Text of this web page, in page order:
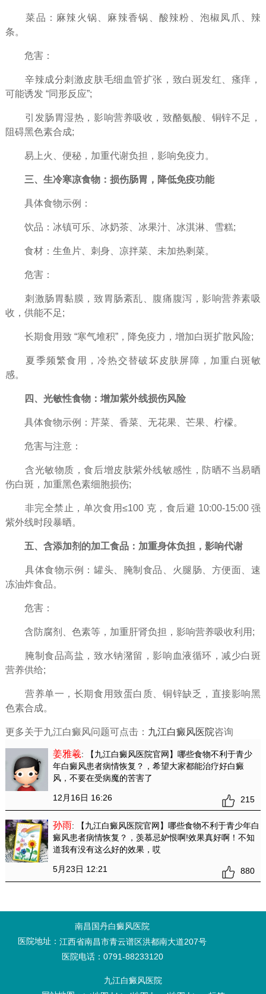
菜品：麻辣火锅、麻辣香锅、酸辣粉、泡椒凤爪、辣
条。​
危害：​
辛辣成分刺激皮肤毛细血管扩张，致白斑发红、瘙痒，
可能诱发 “同形反应”;​
引发肠胃湿热，影响营养吸收，致酪氨酸、铜锌不足，
阻碍黑色素合成;​
易上火、便秘，加重代谢负担，影响免疫力。​
三、生冷寒凉食物：损伤肠胃，降低免疫功能​
具体食物示例：​
饮品：冰镇可乐、冰奶茶、冰果汁、冰淇淋、雪糕;​
食材：生鱼片、刺身、凉拌菜、未加热剩菜。​
危害：​
刺激肠胃黏膜，致胃肠紊乱、腹痛腹泻，影响营养素吸
收，供能不足;​
长期食用致 “寒气堆积”，降免疫力，增加白斑扩散风险;​
夏季频繁食用，冷热交替破坏皮肤屏障，加重白斑敏
感。​
四、光敏性食物：增加紫外线损伤风险​
具体食物示例：芹菜、香菜、无花果、芒果、柠檬。​
危害与注意：​
含光敏物质，食后增皮肤紫外线敏感性，防晒不当易晒
伤白斑，加重黑色素细胞损伤;​
非完全禁止，单次食用≤100 克，食后避 10:00-15:00 强
紫外线时段暴晒。​
五、含添加剂的加工食品：加重身体负担，影响代谢​
具体食物示例：罐头、腌制食品、火腿肠、方便面、速
冻油炸食品。​
危害：​
含防腐剂、色素等，加重肝肾负担，影响营养吸收利用;​
腌制食品高盐，致水钠潴留，影响血液循环，减少白斑
营养供给;​
营养单一，长期食用致蛋白质、铜锌缺乏，直接影响黑
色素合成。
更多关于九江白癜风问题可点击： 九江白癜风医院咨询
姜雅羲: 【九江白癜风医院官网】哪些食物不利于青少
年白癜风患者病情恢复？ ，希望大家都能治疗好白癜
风，不要在受病魔的苦害了
12月16日 16:26 215
孙雨: 【九江白癜风医院官网】哪些食物不利于青少年白
癜风患者病情恢复？ ，羡慕忌妒恨啊!效果真好啊！不知
道我有没有这么好的效果，哎
5月23日 12:21 880
南昌国丹白癜风医院
医院地址： 江西省南昌市青云谱区洪都南大道207号
医院电话：0791-88233120
九江白癜风医院